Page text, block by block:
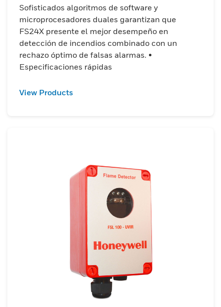
Sofisticados algoritmos de software y
microprocesadores duales garantizan que
FS24X presente el mejor desempeño en
detección de incendios combinado con un
rechazo óptimo de falsas alarmas. •
Especificaciones rápidas
View Products